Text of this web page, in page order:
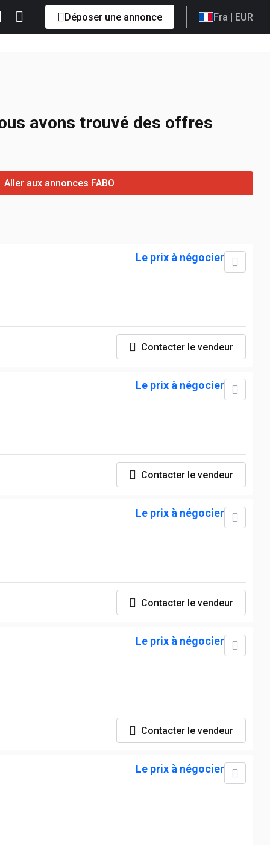
Déposer une annonce Fra | EUR
avons trouvé des offres
Aller aux annonces FABO
Le prix à négocier
Contacter le vendeur
Le prix à négocier
Contacter le vendeur
Le prix à négocier
Contacter le vendeur
Le prix à négocier
Contacter le vendeur
Le prix à négocier